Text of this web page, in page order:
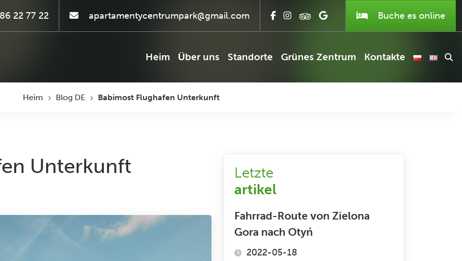
22 77 22 apartamentycentrumpark@gmail.com Buche es online
Heim Über uns Standorte Grünes Zentrum Kontakte
Heim Blog DE Babimost Flughafen Unterkunft
Unterkunft
Letzte
artikel
Fahrrad-Route von Zielona
Gora nach Otyń
2022-05-18